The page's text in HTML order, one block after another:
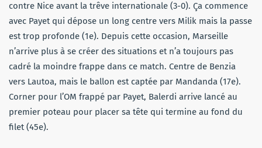
contre Nice avant la trêve internationale (3-0). Ça commence
avec Payet qui dépose un long centre vers Milik mais la passe
est trop profonde (1e). Depuis cette occasion, Marseille
n’arrive plus à se créer des situations et n’a toujours pas
cadré la moindre frappe dans ce match. Centre de Benzia
vers Lautoa, mais le ballon est captée par Mandanda (17e).
Corner pour l’OM frappé par Payet, Balerdi arrive lancé au
premier poteau pour placer sa tête qui termine au fond du
filet (45e).